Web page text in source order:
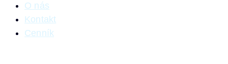
O nás
Kontakt
Cenník